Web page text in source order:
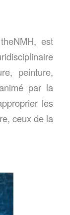
est
peinture,
par la
les
ceux de la